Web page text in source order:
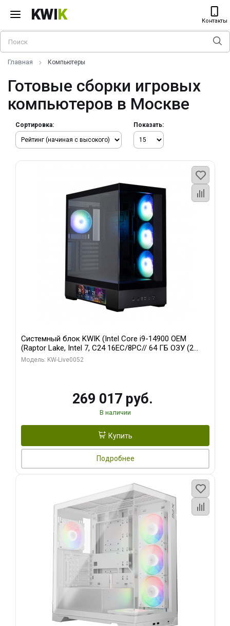
KWIK Контакты
Главная Компьютеры
Готовые сборки игровых
компьютеров в Москве
Сортировка: Показать:
Системный блок KWIK (Intel Core i9-14900 OEM
(Raptor Lake, Intel 7, C24 16EC/8PC// 64 ГБ ОЗУ (2
модуля)/ Palit RTX5080 GAMINGPRO OC 16GB GDDR7
Модель: KW-Live0052
269 017 руб.
В наличии
Купить
Подробнее